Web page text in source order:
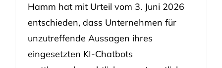
Hamm hat mit Urteil vom 3. Juni 2026
entschieden, dass Unternehmen für
unzutreffende Aussagen ihres
eingesetzten KI-Chatbots